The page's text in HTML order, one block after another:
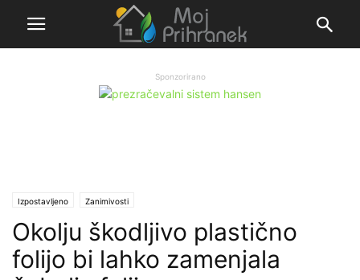
Sponzorirano
Izpostavljeno Zanimivosti
Okolju škodljivo plastično
folijo bi lahko zamenjala